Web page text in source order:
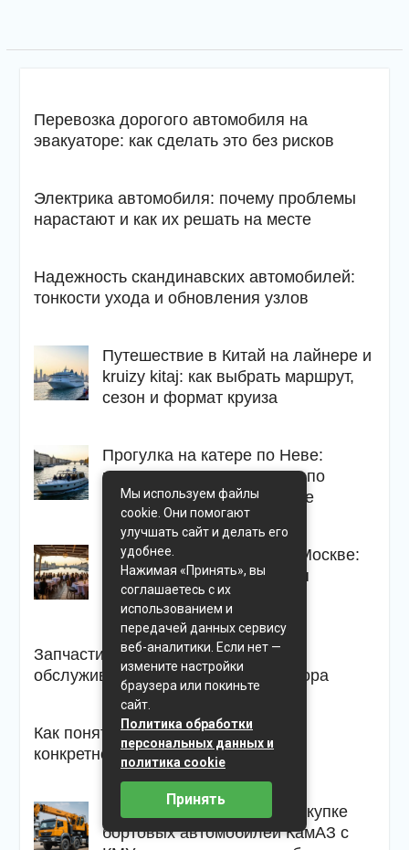
Перевозка дорогого автомобиля на
эвакуаторе: как сделать это без рисков
Электрика автомобиля: почему проблемы
нарастают и как их решать на месте
Надежность скандинавских автомобилей:
тонкости ухода и обновления узлов
Путешествие в Китай на лайнере и
kruizy kitaj: как выбрать маршрут,
сезон и формат круиза
Прогулка на катере по Неве:
маршруты, виды и советы по
аренде в Санкт-Петербурге
Ресторанный теплоход в Москве:
как выбрать площадку для
праздника на воде
Запчасти для Вольво: выбор,
обслуживание и особенности подбора
Как понять, подходит ли фаркоп к
конкретной модели автомобиля
Полное руководство по покупке
бортовых автомобилей КамАЗ с
Мы используем файлы
cookie. Они помогают
улучшать сайт и делать его
удобнее.
Нажимая «Принять», вы
соглашаетесь с их
использованием и
передачей данных сервису
веб-аналитики. Если нет —
измените настройки
браузера или покиньте
сайт.
Политика обработки
персональных данных и
политика cookie
Принять